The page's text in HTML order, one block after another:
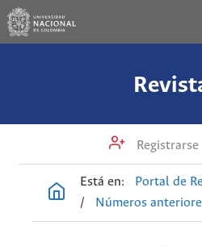
Registrarse
Está en: Portal de
/
Números